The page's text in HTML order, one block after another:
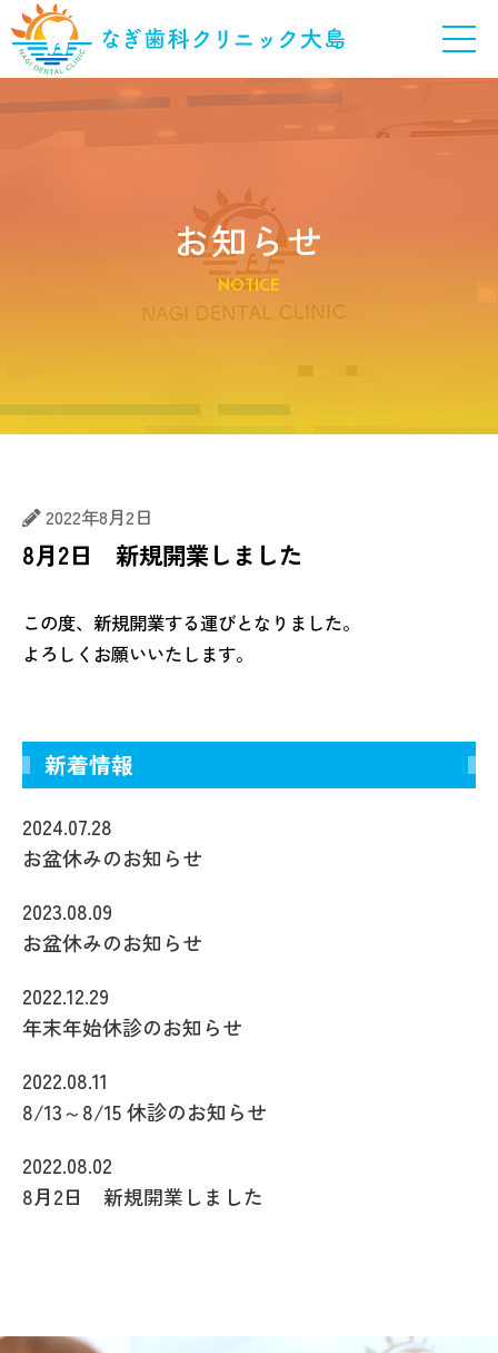
お知らせ
NOTICE
2022年8月2日
8月2日 新規開業しました
この度、新規開業する運びとなりました。
よろしくお願いいたします。
新着情報
2024.07.28
お盆休みのお知らせ
2023.08.09
お盆休みのお知らせ
2022.12.29
年末年始休診のお知らせ
2022.08.11
8/13～8/15 休診のお知らせ
2022.08.02
8月2日 新規開業しました